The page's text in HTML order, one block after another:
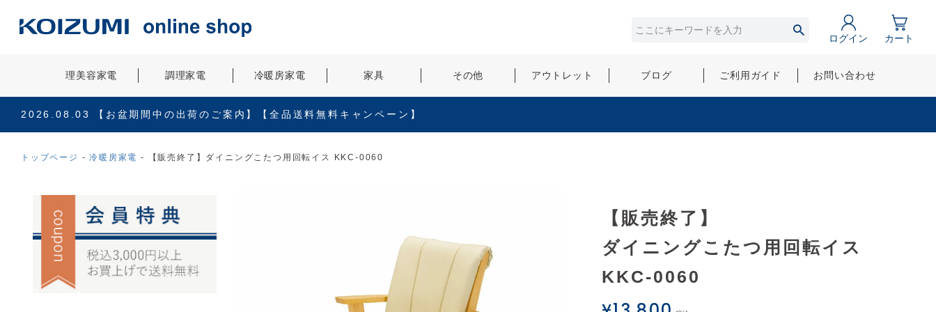
ログイン カート
理美容家電 調理家電 冷暖房家電 家具 その他 アウトレット ブログ ご利用ガイド お問い合わせ
2026.08.03 【お盆期間中の出荷のご案内】【全品送料無料キャンペーン】
トップページ 冷暖房家電 【販売終了】ダイニングこたつ用回転イス KKC-0060
【販売終了】
ダイニングこたつ用回転イス
KKC-0060